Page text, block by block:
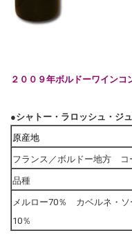
２００９年ボルドーワインコ
●シャトー・ラロッシュ・ジ
原産地
フランス／ボルドー地方 コ
品種
メルロー70％ カベルネ・
10％